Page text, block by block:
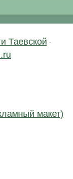
Таевской -
макет)